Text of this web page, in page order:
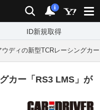
検索 通知
i
ID新規取得
ウディの新型TCRレーシングカ
カー「RS3 LMS」が